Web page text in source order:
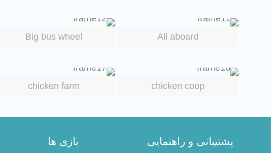
All aboard
Big bus wheel
chicken coop
chicken farm
پشتیبانی و راهنمایی بازی ها